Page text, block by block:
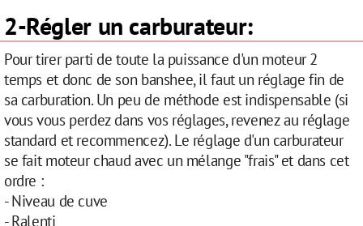
2-Régler un carburateur:
Pour tirer parti de toute la puissance d'un moteur 2
temps et donc de son banshee, il faut un réglage fin de
sa carburation. Un peu de méthode est indispensable (si
vous vous perdez dans vos réglages, revenez au réglage
standard et recommencez). Le réglage d'un carburateur
se fait moteur chaud avec un mélange "frais" et dans cet
ordre :
- Niveau de cuve
- Ralenti